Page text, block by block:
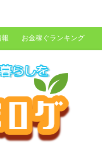
報 お金稼ぐランキング